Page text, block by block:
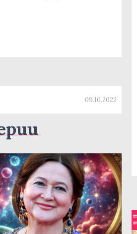
09.10.2022